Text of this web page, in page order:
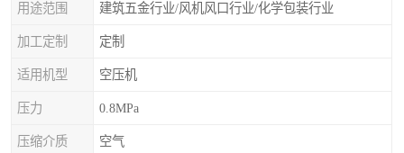
用途范围 建筑五金行业/风机风口行业/化学包装行业
加工定制 定制
适用机型 空压机
压力 0.8MPa
压缩介质 空气